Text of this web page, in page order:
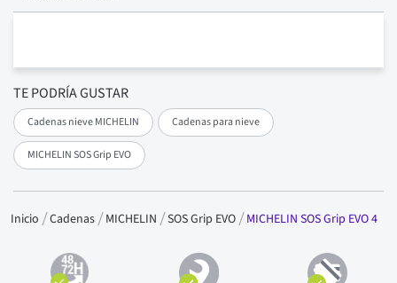
TE PODRÍA GUSTAR
Cadenas nieve MICHELIN Cadenas para nieve
MICHELIN SOS Grip EVO
Inicio Cadenas MICHELIN SOS Grip EVO MICHELIN SOS Grip EVO 4